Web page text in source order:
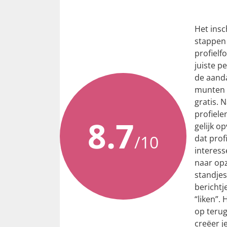
8.7/10
Het
juiste
de
munten
gratis.
gelijk
dat
naar
“liken”.
op
creëer